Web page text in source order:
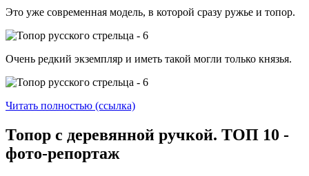
Это уже современная модель, в которой сразу ружье и топор.
Очень редкий экземпляр и иметь такой могли только князья.
Читать полностью (ссылка)
Топор с деревянной ручкой. ТОП 10 -
фото-репортаж